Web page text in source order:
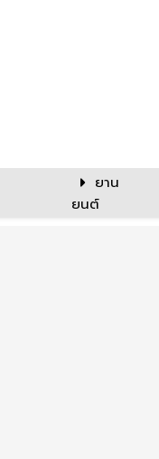
ยาน
ยนต์